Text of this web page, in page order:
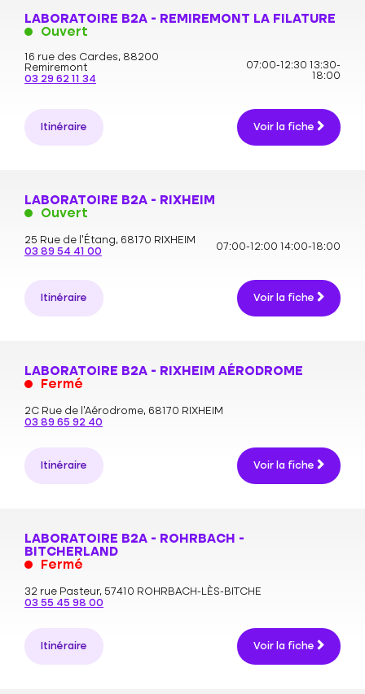
LABORATOIRE B2A - REMIREMONT LA FILATURE
Ouvert
16 rue des Cardes, 88200
Remiremont
03 29 62 11 34
07:00-12:30
13:30-
18:00
Itinéraire Voir la fiche
LABORATOIRE B2A - RIXHEIM
Ouvert
25 Rue de l'Étang, 68170 RIXHEIM
03 89 54 41 00
07:00-12:00 14:00-18:00
Itinéraire Voir la fiche
LABORATOIRE B2A - RIXHEIM AÉRODROME
Fermé
2C Rue de l'Aérodrome, 68170 RIXHEIM
03 89 65 92 40
Itinéraire Voir la fiche
LABORATOIRE B2A - ROHRBACH -
BITCHERLAND
Fermé
32 rue Pasteur, 57410 ROHRBACH-LÈS-BITCHE
03 55 45 98 00
Itinéraire Voir la fiche